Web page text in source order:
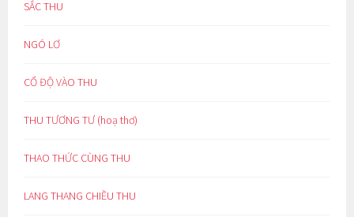
SẮC THU
NGÓ LƠ
CỔ ĐỘ VÀO THU
THU TƯƠNG TƯ (hoạ thơ)
THAO THỨC CÙNG THU
LANG THANG CHIỀU THU